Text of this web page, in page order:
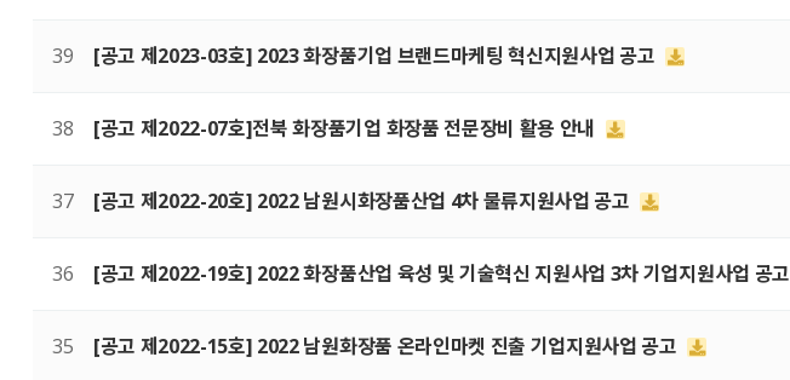
39 [공고 제2023-03호] 2023 화장품기업 브랜드마케팅 혁신지원사업 공고
38 [공고 제2022-07호]전북 화장품기업 화장품 전문장비 활용 안내
37 [공고 제2022-20호] 2022 남원시화장품산업 4차 물류지원사업 공고
36 [공고 제2022-19호] 2022 화장품산업 육성 및 기술혁신 지원사업 3차 기업지원사업 공고
35 [공고 제2022-15호] 2022 남원화장품 온라인마켓 진출 기업지원사업 공고